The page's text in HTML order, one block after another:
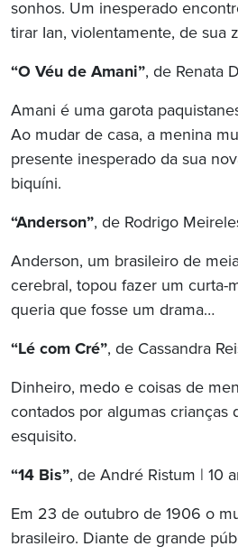
sonhos. Um inesperado
tirar Ian, violentamente, de sua
“O Véu de Amani”, de Renata
Amani é uma garota
Ao mudar de casa, a menina
presente inesperado da sua
biquíni.
“Anderson”, de Rodrigo
Anderson, um brasileiro de
cerebral, topou fazer um curta-
queria que fosse um drama…
“Lé com Cré”, de Cassandra
Dinheiro, medo e coisas de
contados por algumas crianças
esquisito.
“14 Bis”, de André Ristum | 10
Em 23 de outubro de 1906 o
brasileiro. Diante de grande